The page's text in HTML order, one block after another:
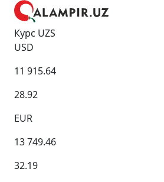
Курс UZS
USD
11 915.64
28.92
EUR
13 749.46
32.19